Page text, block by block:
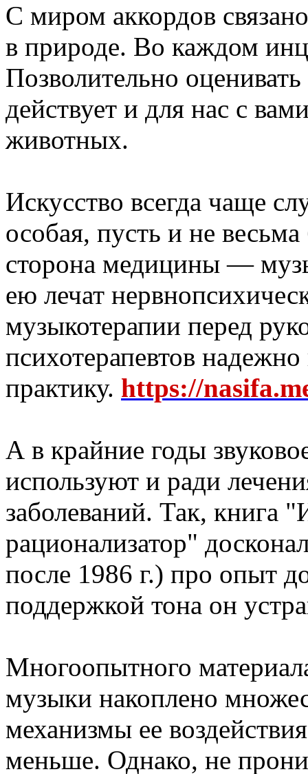
С миром аккордов
в природе. Во каждом
Позволительно
действует и для нас с
животных.
Искусство всегда чаще
особая, пусть и не
сторона медицины —
ею лечат
музыкотерапии перед
психотерапевтов
практику. https://
А в крайние годы
используют и ради
заболеваний. Так, книга
рационализатор"
после 1986 г.) про опыт
поддержкой тона он
Многоопытного
музыки накоплено
механизмы ее
меньше. Однако, не